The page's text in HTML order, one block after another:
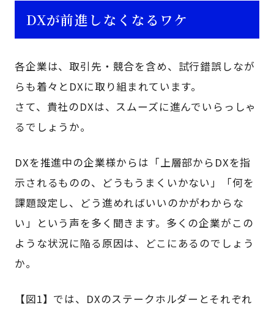
DXが前進しなくなるワケ
各企業は、取引先・競合を含め、試行錯誤しなが
らも着々とDXに取り組まれています。
さて、貴社のDXは、スムーズに進んでいらっしゃ
るでしょうか。
DXを推進中の企業様からは「上層部からDXを指
示されるものの、どうもうまくいかない」「何を
課題設定し、どう進めればいいのかがわからな
い」という声を多く聞きます。多くの企業がこの
ような状況に陥る原因は、どこにあるのでしょう
か。
【図1】では、DXのステークホルダーとそれぞれ